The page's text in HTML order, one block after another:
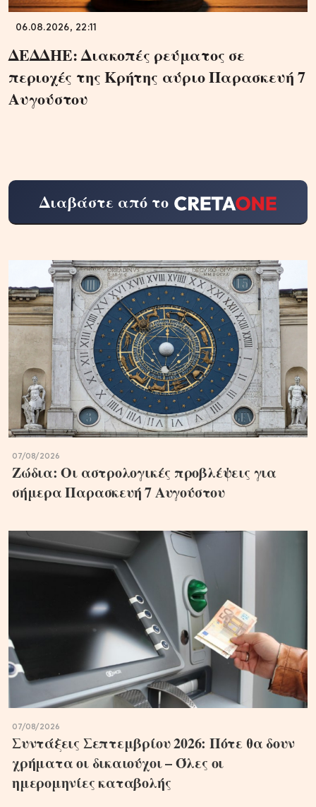
06.08.2026, 22:11
ΔΕΔΔΗΕ: Διακοπές ρεύματος σε
περιοχές της Κρήτης αύριο Παρασκευή 7
Αυγούστου
Διαβάστε από το
07/08/2026
Ζώδια: Οι αστρολογικές προβλέψεις για
σήμερα Παρασκευή 7 Αυγούστου
07/08/2026
Συντάξεις Σεπτεμβρίου 2026: Πότε θα δουν
χρήματα οι δικαιούχοι – Όλες οι
ημερομηνίες καταβολής